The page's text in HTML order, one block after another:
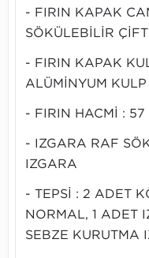
- FIRIN KAPAK
SÖKÜLEBİLİR
- FIRIN KAPAK
ALÜMİNYUM KULP
- FIRIN HACMİ : 57
- IZGARA RAF
IZGARA
- TEPSİ : 2 ADET
NORMAL, 1 ADET
SEBZE KURUTMA